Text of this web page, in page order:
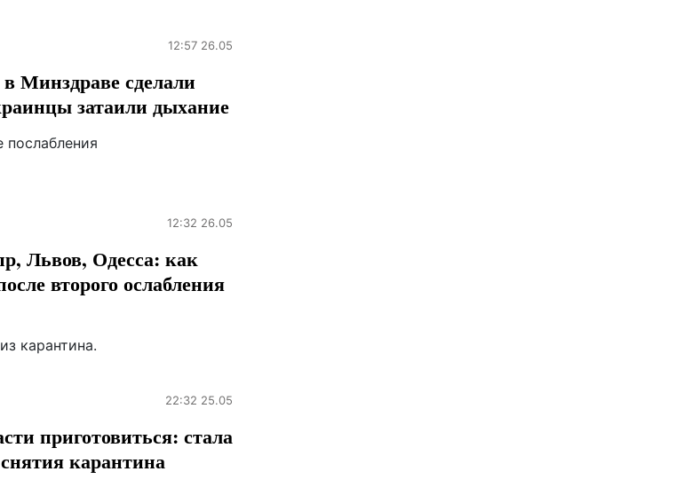
12:57 26.05
Минздраве сделали
затаили дыхание
послабления
12:32 26.05
Львов, Одесса: как
второго ослабления
карантина.
22:32 25.05
приготовиться: стала
карантина